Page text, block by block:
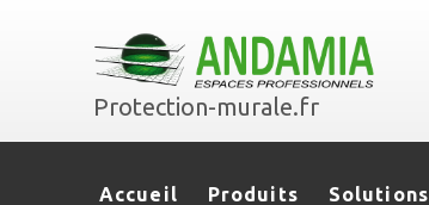
Protection-murale.fr
Accueil Produits Solutions